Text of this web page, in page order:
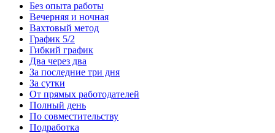
Без опыта работы
Вечерняя и ночная
Вахтовый метод
График 5/2
Гибкий график
Два через два
За последние три дня
За сутки
От прямых работодателей
Полный день
По совместительству
Подработка